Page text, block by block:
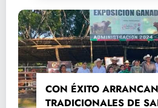
CON ÉXITO
TRADICIONALES DE